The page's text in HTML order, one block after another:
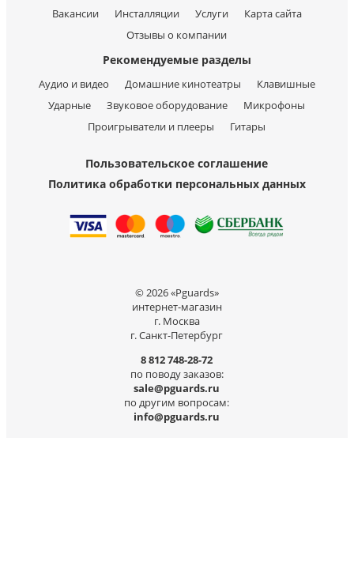
Вакансии
Инсталляции Услуги
Карта сайта
Отзывы о компании
Рекомендуемые разделы
Аудио и видео Домашние кинотеатры
Клавишные
Ударные
Звуковое оборудование
Микрофоны
Проигрыватели и плееры
Гитары
Пользовательское соглашение
Политика обработки персональных данных
© 2026 «Pguards»
интернет-магазин
г. Москва
г. Санкт-Петербург
8 812 748-28-72
по поводу заказов:
sale@pguards.ru
по другим вопросам:
info@pguards.ru